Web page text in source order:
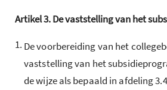
Artikel3.De vaststelling van het
1. De voorbereiding van het
vaststelling van het
de wijze als bepaald in afdeling